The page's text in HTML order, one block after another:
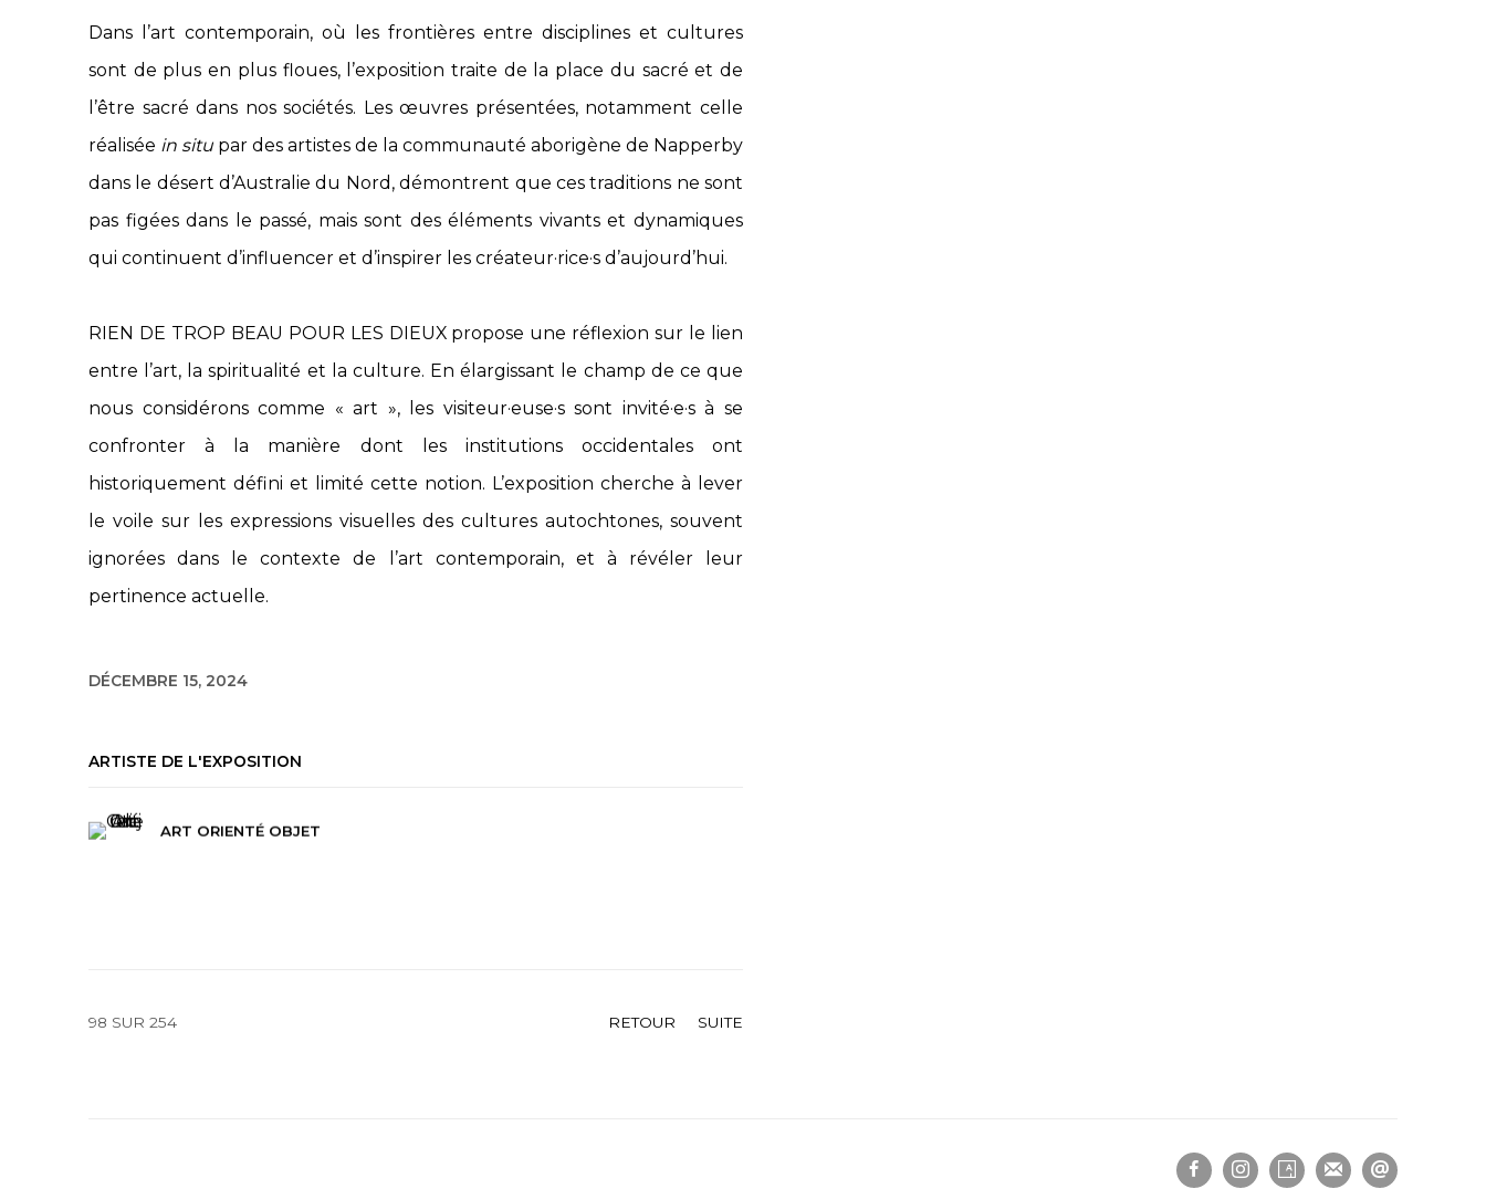
Dans l’art contemporain, où les frontières entre disciplines et cultures
sont de plus en plus floues, l’exposition traite de la place du sacré et de
l’être sacré dans nos sociétés. Les œuvres présentées, notamment celle
réalisée in situ par des artistes de la communauté aborigène de Napperby
dans le désert d’Australie du Nord, démontrent que ces traditions ne sont
pas figées dans le passé, mais sont des éléments vivants et dynamiques
qui continuent d’influencer et d’inspirer les créateur·rice·s d’aujourd’hui.
RIEN DE TROP BEAU POUR LES DIEUX propose une réflexion sur le lien
entre l’art, la spiritualité et la culture. En élargissant le champ de ce que
nous considérons comme « art », les visiteur·euse·s sont invité·e·s à se
confronter à la manière dont les institutions occidentales ont
historiquement défini et limité cette notion. L’exposition cherche à lever
le voile sur les expressions visuelles des cultures autochtones, souvent
ignorées dans le contexte de l’art contemporain, et à révéler leur
pertinence actuelle.
DÉCEMBRE 15, 2024
ARTISTE DE L'EXPOSITION
ART ORIENTÉ OBJET
RETOUR SUITE
98 SUR 254